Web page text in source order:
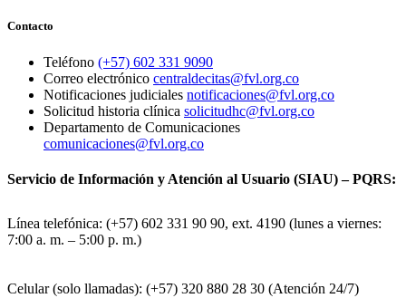
Contacto
Teléfono (+57) 602 331 9090
Correo electrónico centraldecitas@fvl.org.co
Notificaciones judiciales notificaciones@fvl.org.co
Solicitud historia clínica solicitudhc@fvl.org.co
Departamento de Comunicaciones
comunicaciones@fvl.org.co
Servicio de Información y Atención al Usuario (SIAU) – PQRS:
Línea telefónica: (+57) 602 331 90 90, ext. 4190 (lunes a viernes:
7:00 a. m. – 5:00 p. m.)
Celular (solo llamadas): (+57) 320 880 28 30 (Atención 24/7)